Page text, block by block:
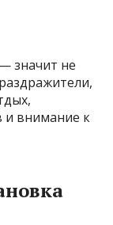
значит не
и внимание к